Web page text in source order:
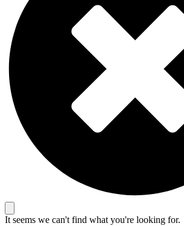
It seems we can't find what you're looking for.